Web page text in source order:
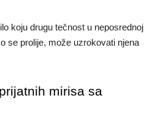
koju drugu tečnost u neposrednoj
se prolije, može uzrokovati njena
mirisa sa